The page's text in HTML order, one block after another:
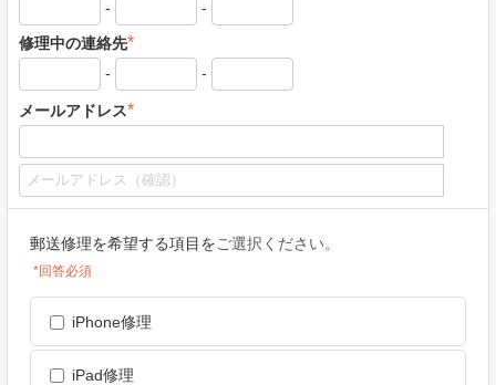
-
-
修理中の連絡先*
- -
メールアドレス*
郵送修理を希望する項目をご選択ください。
*回答必須
iPhone修理
iPad修理